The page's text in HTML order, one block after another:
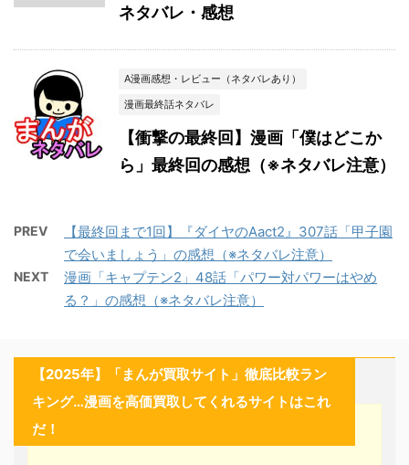
ネタバレ・感想
A漫画感想・レビュー（ネタバレあり）
漫画最終話ネタバレ
【衝撃の最終回】漫画「僕はどこか
ら」最終回の感想（※ネタバレ注意）
PREV
【最終回まで1回】『ダイヤのAact2』307話「甲子園
で会いましょう」の感想（※ネタバレ注意）
NEXT
漫画「キャプテン2」48話「パワー対パワーはやめ
る？」の感想（※ネタバレ注意）
【2025年】「まんが買取サイト」徹底比較ラン
キング…漫画を高価買取してくれるサイトはこれ
だ！